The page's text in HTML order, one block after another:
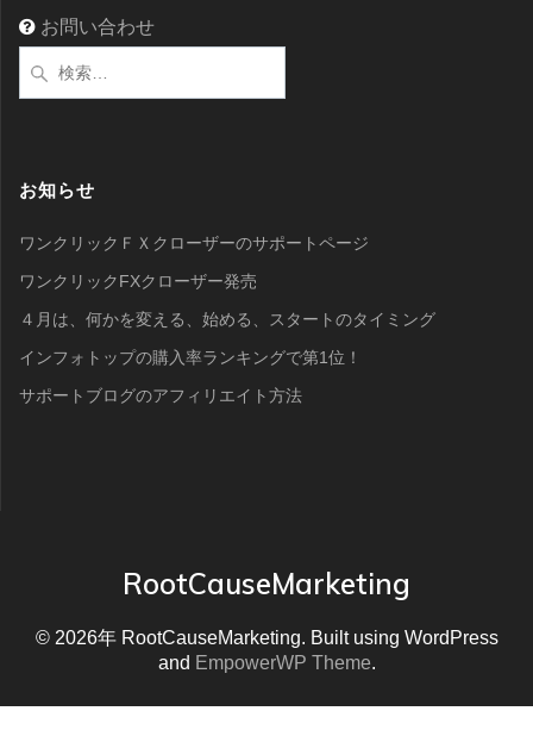
お問い合わせ
索:
お知らせ
ワンクリックＦＸクローザーのサポートページ
ワンクリックFXクローザー発売
４月は、何かを変える、始める、スタートのタイミング
インフォトップの購入率ランキングで第1位！
サポートブログのアフィリエイト方法
RootCauseMarketing
© 2026年 RootCauseMarketing. Built using WordPress
and EmpowerWP Theme.